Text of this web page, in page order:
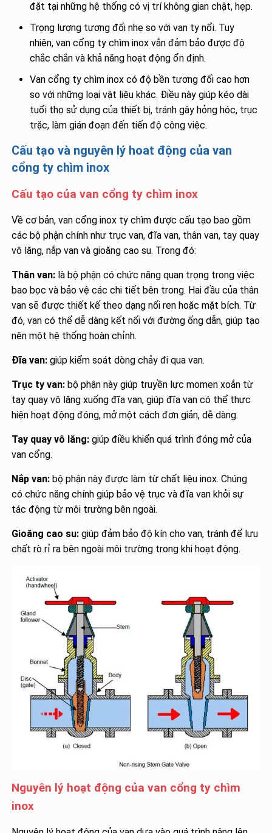
đặt tại những hệ thống có vị trí không gian chật, hẹp.
Trọng lượng tương đối nhẹ so với van ty nổi. Tuy
nhiên, van cổng ty chìm inox vẫn đảm bảo được độ
chắc chắn và khả năng hoạt động ổn định.
Van cổng ty chìm inox có độ bền tương đối cao hơn
so với những loại vật liệu khác. Điều này giúp kéo dài
tuổi thọ sử dụng của thiết bị, tránh gây hỏng hóc, trục
trặc, làm gián đoạn đến tiến độ công việc.
Cấu tạo và nguyên lý hoat động của van
cổng ty chìm inox
Cấu tạo của van cổng ty chìm inox
Về cơ bản, van cổng inox ty chìm được cấu tạo bao gồm
các bộ phận chính như trục van, đĩa van, thân van, tay quay
vô lăng, nắp van và gioăng cao su. Trong đó:
Thân van: là bộ phận có chức năng quan trọng trong việc
bao bọc và bảo vệ các chi tiết bên trong. Hai đầu của thân
van sẽ được thiết kế theo dạng nối ren hoặc mặt bích. Từ
đó, van có thể dễ dàng kết nối với đường ống dẫn, giúp tạo
nên một hệ thống hoàn chỉnh.
Đĩa van:giúp kiểm soát dòng chảy đi qua van.
Trục ty van: bộ phận này giúp truyền lực momen xoắn từ
tay quay vô lăng xuống đĩa van, giúp đĩa van có thể thực
hiện hoạt động đóng, mở một cách đơn giản, dễ dàng.
Tay quay vô lăng:giúp điều khiển quá trình đóng mở của
van cổng.
Nắp van: bộ phận này được làm từ chất liệu inox. Chúng
có chức năng chính giúp bảo vệ trục và đĩa van khỏi sự
tác động từ môi trường bên ngoài.
Gioăng cao su:giúp đảm bảo độ kín cho van, tránh để lưu
chất rò rỉ ra bên ngoài môi trường trong khi hoạt động.
Nguyên lý hoạt động của van cổng ty chìm
inox